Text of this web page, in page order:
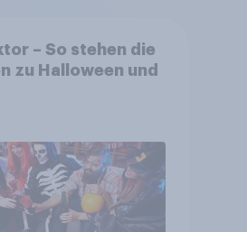
– So stehen die
zu Halloween und